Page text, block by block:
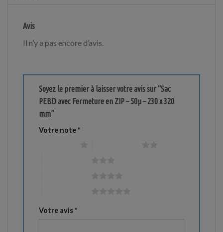
Avis
Il n’y a pas encore d’avis.
Soyez le premier à laisser votre avis sur “Sac
PEBD avec Fermeture en ZIP – 50µ – 230 x 320
mm”
Votre note*
Votre avis*